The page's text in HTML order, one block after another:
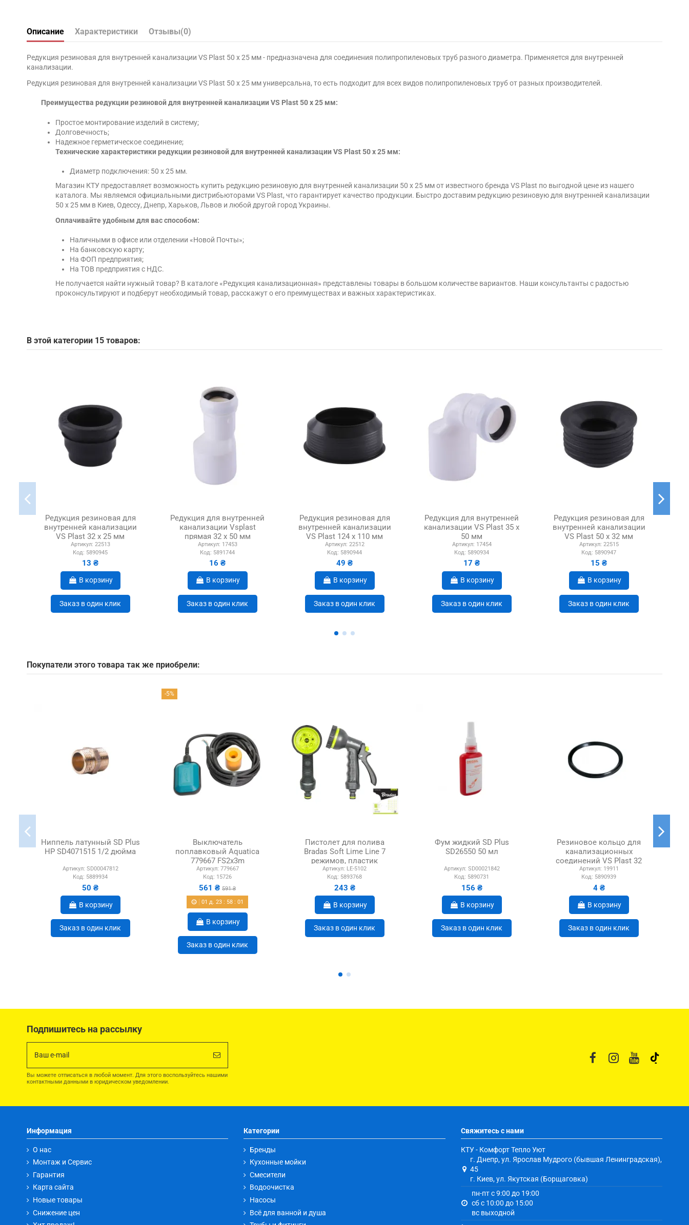
Описание Характеристики Отзывы(0)
Редукция резиновая для внутренней канализации VS Plast 50 х 25 мм - предназначена для соединения полипропиленовых труб разного диаметра. Применяется для внутренней
канализации.
Редукция резиновая для внутренней канализации VS Plast 50 х 25 мм универсальна, то есть подходит для всех видов полипропиленовых труб от разных производителей.
Преимущества редукции резиновой для внутренней канализации VS Plast 50 х 25 мм:
Простое монтирование изделий в систему;
Долговечность;
Надежное герметическое соединение;
Технические характеристики редукции резиновой для внутренней канализации VS Plast 50 х 25 мм:
Диаметр подключения: 50 х 25 мм.
Магазин КТУ предоставляет возможность купить редукцию резиновую для внутренней канализации 50 х 25 мм от известного бренда VS Plast по выгодной цене из нашего
каталога. Мы являемся официальными дистрибьюторами VS Plast, что гарантирует качество продукции. Быстро доставим редукцию резиновую для внутренней канализации
50 х 25 мм в Киев, Одессу, Днепр, Харьков, Львов и любой другой город Украины.
Оплачивайте удобным для вас способом:
Наличными в офисе или отделении «Новой Почты»;
На банковскую карту;
На ФОП предприятия;
На ТОВ предприятия с НДС.
Не получается найти нужный товар? В каталоге «Редукция канализационная» представлены товары в большом количестве вариантов. Наши консультанты с радостью
проконсультируют и подберут необходимый товар, расскажут о его преимуществах и важных характеристиках.
В этой категории 15 товаров:
Редукция резиновая для
внутренней канализации
VS Plast 32 х 25 мм
Артикул: 22513
Код: 5890945
13 ₴
В корзину
Заказ в один клик
Редукция для внутренней
канализации Vsplast
прямая 32 х 50 мм
Артикул: 17453
Код: 5891744
16 ₴
В корзину
Заказ в один клик
Редукция резиновая для
внутренней канализации
VS Plast 124 х 110 мм
Артикул: 22512
Код: 5890944
49 ₴
В корзину
Заказ в один клик
Редукция для внутренней
канализации VS Plast 35 х
50 мм
Артикул: 17454
Код: 5890934
17 ₴
В корзину
Заказ в один клик
Редукция резиновая для
внутренней канализации
VS Plast 50 х 32 мм
Артикул: 22515
Код: 5890947
15 ₴
В корзину
Заказ в один клик
Покупатели этого товара так же приобрели:
Ниппель латунный SD Plus
НР SD4071515 1/2 дюйма
Артикул: SD00047812
Код: 5889934
50 ₴
В корзину
Заказ в один клик
-5%
Выключатель
поплавковый Aquatica
779667 FS2x3m
универсальный, кабель 5
метров
Артикул: 779667
Код: 15726
561 ₴ 591 ₴
01 д. 23 : 58 :00
В корзину
Заказ в один клик
Пистолет для полива
Bradas Soft Lime Line 7
режимов, пластик
Артикул: LE-5102
Код: 5893768
243 ₴
В корзину
Заказ в один клик
Фум жидкий SD Plus
SD26550 50 мл
Артикул: SD00021842
Код: 5890731
156 ₴
В корзину
Заказ в один клик
Резиновое кольцо для
канализационных
соединений VS Plast 32
Артикул: 19911
Код: 5890939
4 ₴
В корзину
Заказ в один клик
Подпишитесь на рассылку
Вы можете отписаться в любой момент. Для этого воспользуйтесь нашими
контактными данными в юридическом уведомлении.
Информация
О нас
Монтаж и Сервис
Гарантия
Карта сайта
Новые товары
Снижение цен
Категории
Бренды
Кухонные мойки
Смесители
Водоочистка
Насосы
Всё для ванной и душа
Свяжитесь с нами
КТУ - Комфорт Тепло Уют
г. Днепр, ул. Ярослав Мудрого (бывшая Ленинградская),
45
г. Киев, ул. Якутская (Борщаговка)
пн-пт с 9:00 до 19:00
сб с 10:00 до 15:00
вс выходной